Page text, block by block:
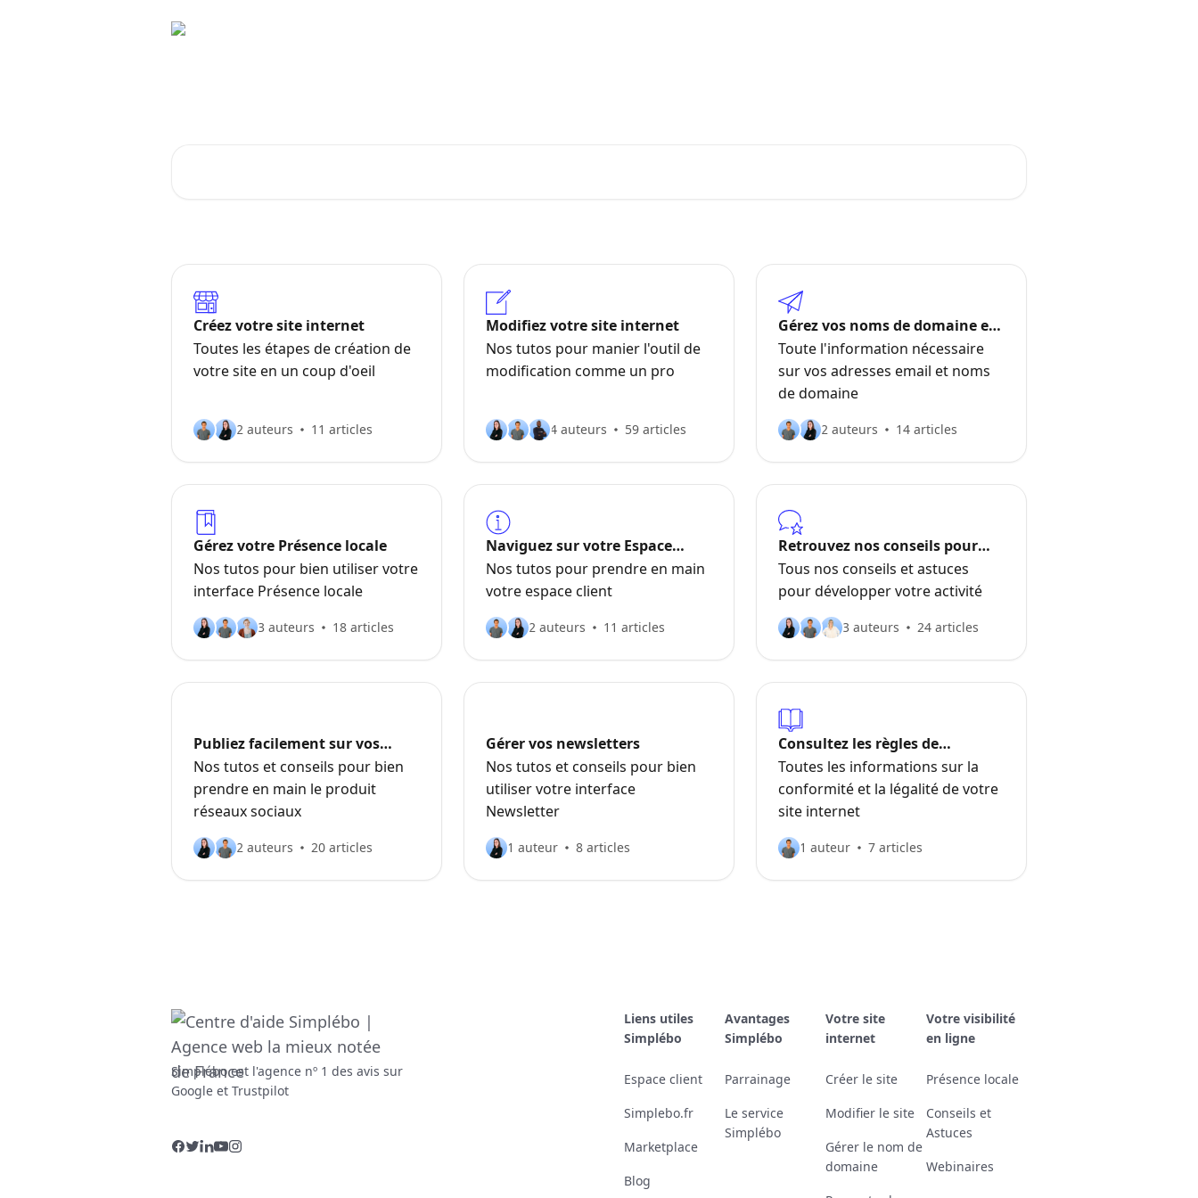
Créez votre site internet
Toutes les étapes de création de
votre site en un coup d'oeil
2 auteurs 11 articles
Modifiez votre site internet
Nos tutos pour manier l'outil de
modification comme un pro
4 auteurs 59 articles
Gérez vos noms de domaine et
adresses mail
Toute l'information nécessaire
sur vos adresses email et noms
de domaine
2 auteurs 14 articles
Gérez votre Présence locale
Nos tutos pour bien utiliser votre
interface Présence locale
3 auteurs 18 articles
Naviguez sur votre Espace
Simplébo
Nos tutos pour prendre en main
votre espace client
2 auteurs 11 articles
Retrouvez nos conseils pour
développer votre activité
Tous nos conseils et astuces
pour développer votre activité
3 auteurs 24 articles
Publiez facilement sur vos
réseaux sociaux
Nos tutos et conseils pour bien
prendre en main le produit
réseaux sociaux
2 auteurs 20 articles
Gérer vos newsletters
Nos tutos et conseils pour bien
utiliser votre interface
Newsletter
1 auteur 8 articles
Consultez les règles de
déontologie des sites internet
Toutes les informations sur la
conformité et la légalité de votre
site internet
1 auteur 7 articles
Simplébo est l'agence nº 1 des avis sur
Google et Trustpilot
Liens utiles
Simplébo
Espace client
Simplebo.fr
Marketplace
Blog
Avantages
Simplébo
Parrainage
Le service
Simplébo
Votre site
internet
Créer le site
Modifier le site
Gérer le nom de
domaine
Votre visibilité
en ligne
Présence locale
Conseils et
Astuces
Webinaires